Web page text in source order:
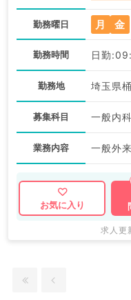
勤務曜日 月 金
勤務時間 日勤
勤務地 埼玉県
募集科目
業務内容 一般外来
お気に入り
求人